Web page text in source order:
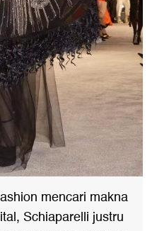
mencari makna
Schiaparelli justru